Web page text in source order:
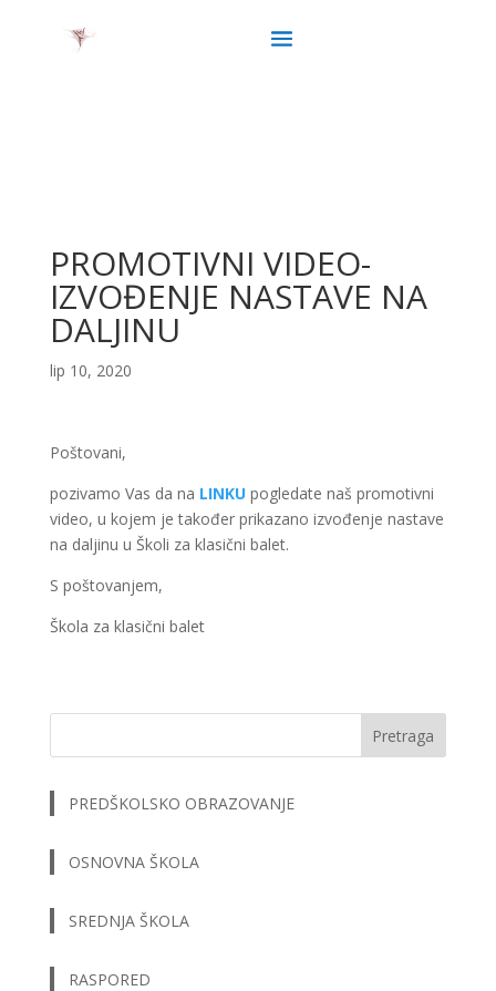
PROMOTIVNI VIDEO-
IZVOĐENJE NASTAVE NA
DALJINU
lip 10, 2020
Poštovani,
pozivamo Vas da na LINKUpogledate naš promotivni
video, u kojem je također prikazano izvođenje nastave
na daljinu u Školi za klasični balet.
S poštovanjem,
Škola za klasični balet
Pretraga
PREDŠKOLSKO OBRAZOVANJE
OSNOVNA ŠKOLA
SREDNJA ŠKOLA
RASPORED